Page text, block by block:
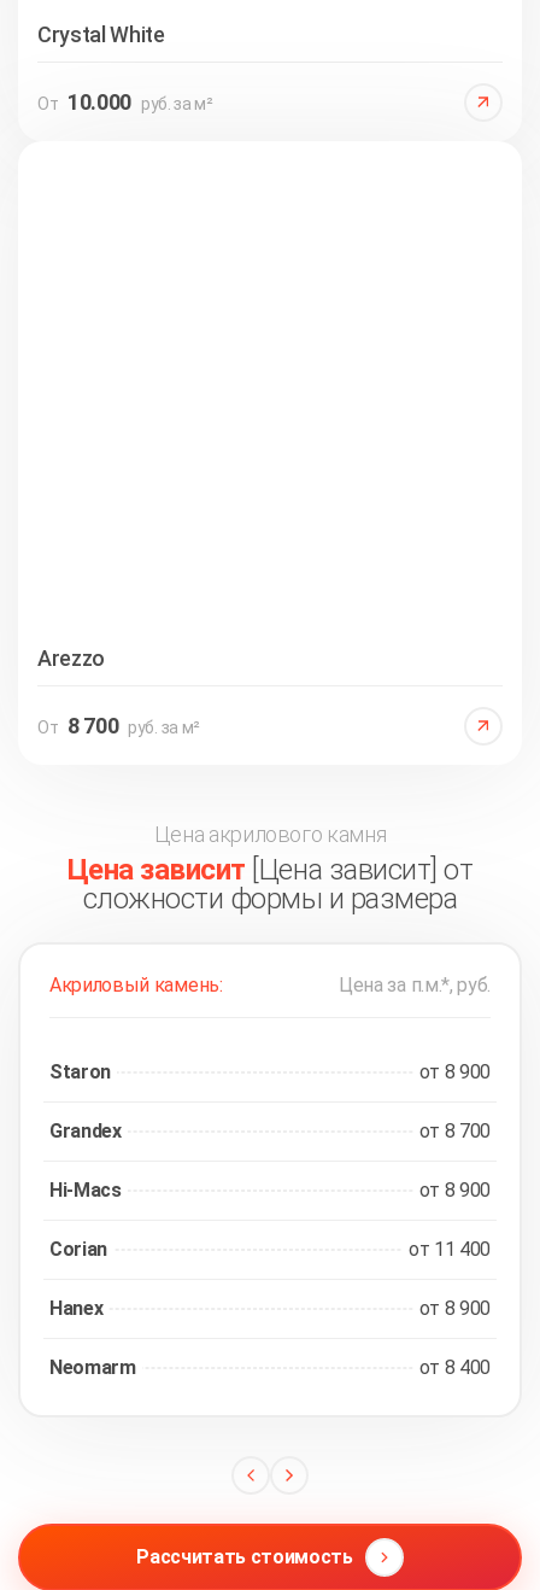
Crystal White
От 10.000 руб. за м²
Arezzo
От 8 700 руб. за м²
Цена акрилового камня
Цена зависит [Цена зависит] от
сложности формы и размера
Акриловый камень: Цена за п.м.*, руб.
Staron от 8 900
Grandex от 8 700
Hi-Macs от 8 900
Corian от 11 400
Hanex от 8 900
Neomarm от 8 400
Рассчитать стоимость